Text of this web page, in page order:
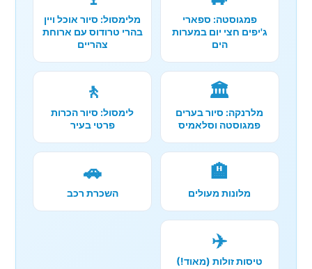
פמגוסטה: ספארי
ג'יפים חצי יום במערות
הים
מלימסול: סיור אוכל ויין
בהרי טרודוס עם ארוחת
צהריים
🏛️
מלרנקה: סיור בערים
פמגוסטה וסלאמיס
🚶
לימסול: סיור הכרות
פרטי בעיר
🏨
מלונות מעולים
🚗
השכרת רכב
✈️
טיסות זולות (מאוד!)